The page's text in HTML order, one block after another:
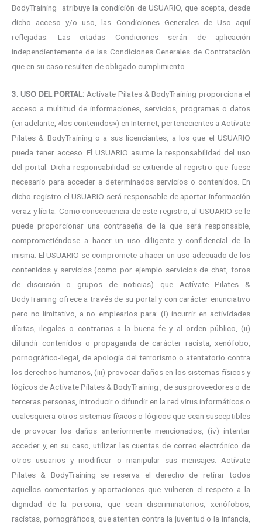
BodyTraining atribuye la condición de USUARIO, que acepta, desde
dicho acceso y/o uso, las Condiciones Generales de Uso aquí
reflejadas. Las citadas Condiciones serán de aplicación
independientemente de las Condiciones Generales de Contratación
que en su caso resulten de obligado cumplimiento.
3. USO DEL PORTAL: Actívate Pilates & BodyTraining proporciona el
acceso a multitud de informaciones, servicios, programas o datos
(en adelante, «los contenidos») en Internet, pertenecientes a Actívate
Pilates & BodyTraining o a sus licenciantes, a los que el USUARIO
pueda tener acceso. El USUARIO asume la responsabilidad del uso
del portal. Dicha responsabilidad se extiende al registro que fuese
necesario para acceder a determinados servicios o contenidos. En
dicho registro el USUARIO será responsable de aportar información
veraz y lícita. Como consecuencia de este registro, al USUARIO se le
puede proporcionar una contraseña de la que será responsable,
comprometiéndose a hacer un uso diligente y confidencial de la
misma. El USUARIO se compromete a hacer un uso adecuado de los
contenidos y servicios (como por ejemplo servicios de chat, foros
de discusión o grupos de noticias) que Actívate Pilates &
BodyTraining ofrece a través de su portal y con carácter enunciativo
pero no limitativo, a no emplearlos para: (i) incurrir en actividades
ilícitas, ilegales o contrarias a la buena fe y al orden público, (ii)
difundir contenidos o propaganda de carácter racista, xenófobo,
pornográfico-ilegal, de apología del terrorismo o atentatorio contra
los derechos humanos, (iii) provocar daños en los sistemas físicos y
lógicos de Actívate Pilates & BodyTraining , de sus proveedores o de
terceras personas, introducir o difundir en la red virus informáticos o
cualesquiera otros sistemas físicos o lógicos que sean susceptibles
de provocar los daños anteriormente mencionados, (iv) intentar
acceder y, en su caso, utilizar las cuentas de correo electrónico de
otros usuarios y modificar o manipular sus mensajes. Actívate
Pilates & BodyTraining se reserva el derecho de retirar todos
aquellos comentarios y aportaciones que vulneren el respeto a la
dignidad de la persona, que sean discriminatorios, xenófobos,
racistas, pornográficos, que atenten contra la juventud o la infancia,